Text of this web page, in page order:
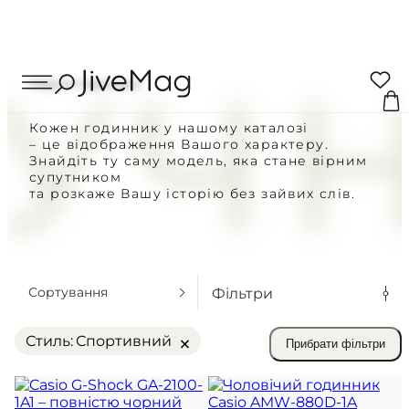
ПОКУПЦЯМ Купон:
Доставка по Україні
ВІДПРАВКА СЬОГОДНІ НА
ОКРІМ НЕДІЛІ
ПОВЕРНЕННЯ ПРОТЯГОМ 14
Наручні годинники
Кожен годинник у нашому каталозі
– це відображення Вашого характеру.
Знайдіть ту саму модель, яка стане вірним
супутником
та розкаже Вашу історію без зайвих слів.
Стиль: Спортивний × Прибрати фільтри
Сортування Фільтри